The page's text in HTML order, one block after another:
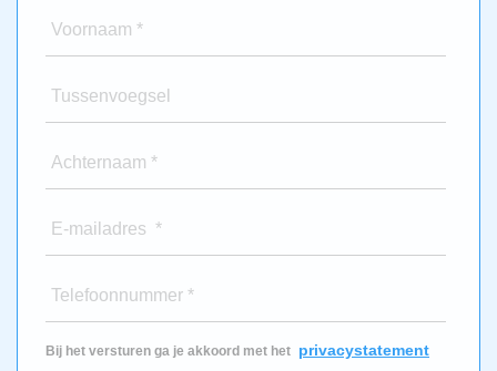
Voornaam *
Tussenvoegsel
Achternaam *
E-mailadres *
Telefoonnummer *
Bij het versturen ga je akkoord met het privacystatement